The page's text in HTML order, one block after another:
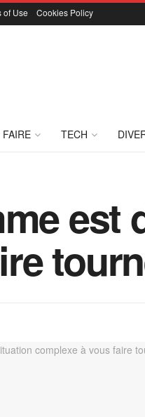
of Use Cookies Policy
TECH
est